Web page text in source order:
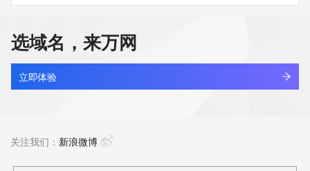
fan61202.cn
最近查询
查看详情
选域名，来万网
立即体验
关注我们： 新浪微博